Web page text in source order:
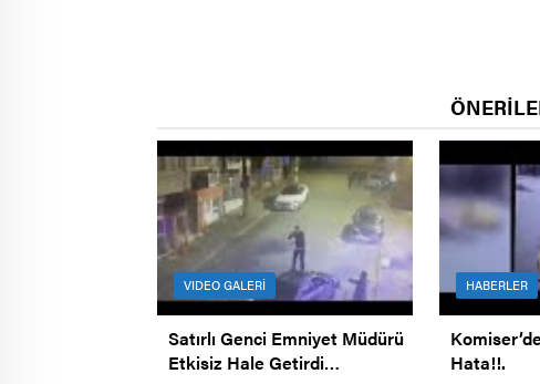
VIDEO GALERİ
Satırlı Genci Emniyet Müdürü
Etkisiz Hale Getirdi…
HABERLER
Hata!!.